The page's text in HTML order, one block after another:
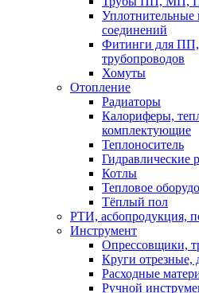
Уплотнительные
соединений
Фитинги для
трубопроводов
Хомуты
Отопление
Радиаторы
Калориферы,
комплектующие
Теплоноситель
Гидравлические
Котлы
Тепловое
Тёплый пол
РТИ, асбопродукция,
Инструмент
Опрессовщики,
Круги отрезные,
Расходные
Ручной